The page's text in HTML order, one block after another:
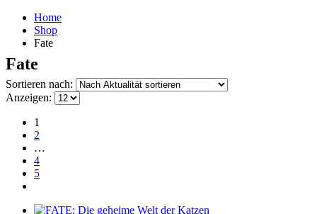
Home
Shop
Fate
Fate
Sortieren nach:
Anzeigen:
1
2
…
4
5